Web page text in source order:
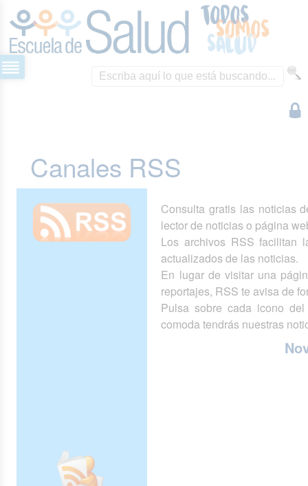
Canales RSS
Consulta gratis las noticias
lector de noticias o página
Los archivos RSS facilitan
actualizados de las noticias.
En lugar de visitar una
reportajes, RSS te avisa de
Pulsa sobre cada icono
comoda tendrás nuestras